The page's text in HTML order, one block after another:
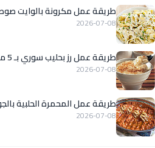
طريقة عمل مكرونة بالوايت
2026-07-08
طريقة عمل رز بحليب سوري بـ 5 مكونات
2026-07-08
طريقة عمل المحمرة الحلبية
2026-07-08